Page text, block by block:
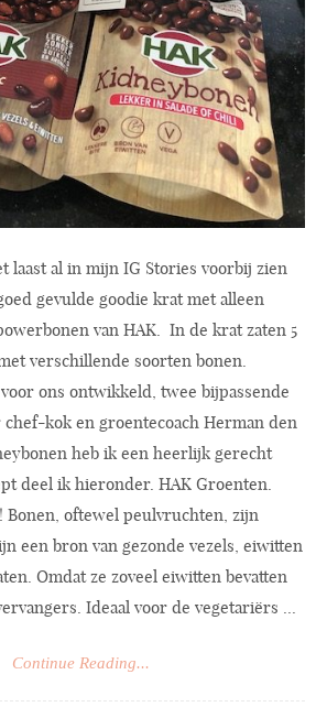
laast al in mijn IG Stories voorbij zien
gevulde goodie krat met alleen
van HAK. In de krat zaten 5
verschillende soorten bonen.
ons ontwikkeld, twee bijpassende
kok en groentecoach Herman den
heb ik een heerlijk gerecht
deel ik hieronder. HAK Groenten.
Bonen, oftewel peulvruchten, zijn
een bron van gezonde vezels, eiwitten
Omdat ze zoveel eiwitten bevatten
Ideaal voor de vegetariërs ...
Continue Reading...